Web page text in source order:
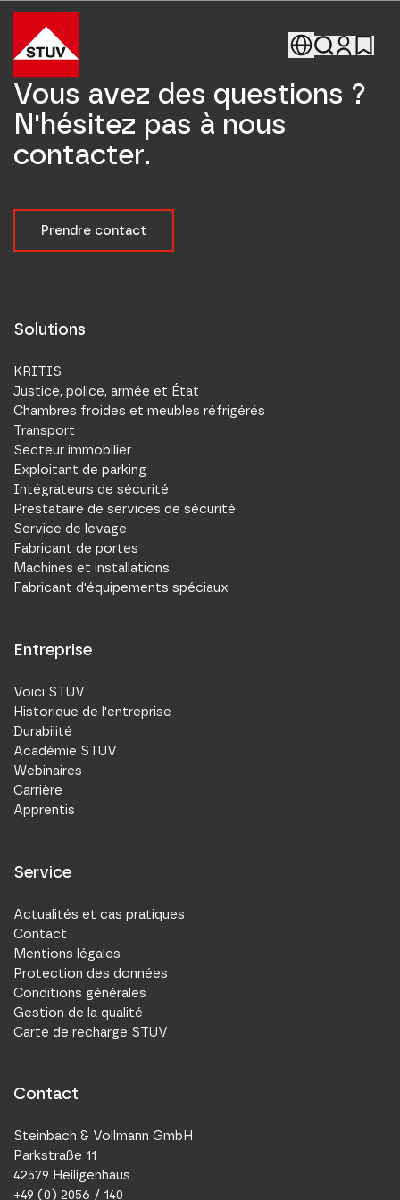
Go To the Homepage
Vous avez des questions ?
N'hésitez pas à nous
contacter.
Prendre contact
Solutions
KRITIS
Justice, police, armée et État
Chambres froides et meubles réfrigérés
Transport
Secteur immobilier
Exploitant de parking
Intégrateurs de sécurité
Prestataire de services de sécurité
Service de levage
Fabricant de portes
Machines et installations
Fabricant d'équipements spéciaux
Entreprise
Voici STUV
Historique de l'entreprise
Durabilité
Académie STUV
Webinaires
Carrière
Apprentis
Service
Actualités et cas pratiques
Contact
Mentions légales
Protection des données
Conditions générales
Gestion de la qualité
Carte de recharge STUV
Contact
Steinbach & Vollmann GmbH
Parkstraße 11
42579 Heiligenhaus
+49 (0) 2056 / 140